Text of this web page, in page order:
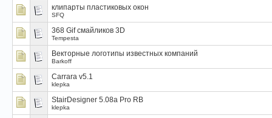
клипарты пластиковых окон
SFQ
368 Gif смайликов 3D
Tempesta
Векторные логотипы известных компаний
Barkoff
Carrara v5.1
klepka
StairDesigner 5.08a Pro RB
klepka